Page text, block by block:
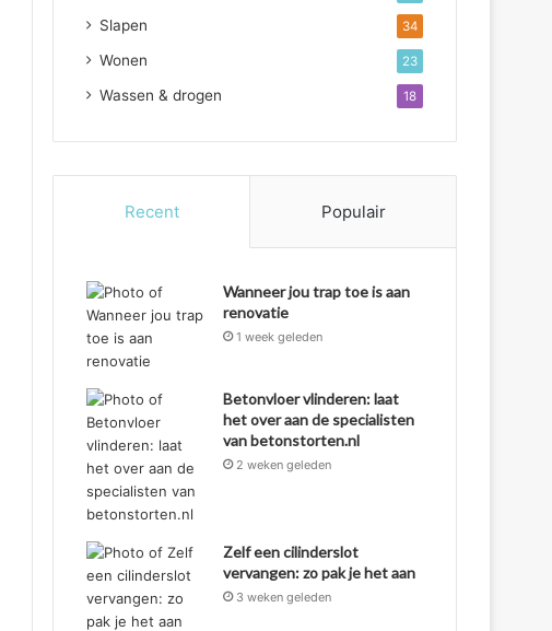
Slapen 34
Wonen 23
Wassen & drogen 18
Recent Populair
Wanneer jou trap toe is aan
renovatie
1 week geleden
Betonvloer vlinderen: laat
het over aan de specialisten
van betonstorten.nl
2 weken geleden
Zelf een cilinderslot
vervangen: zo pak je het aan
3 weken geleden